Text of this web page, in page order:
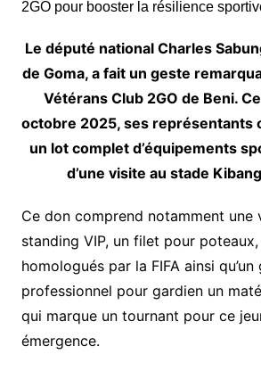
Le député national Charles
de Goma, a fait un geste
Vétérans Club 2GO de Beni.
octobre 2025, ses représentants
un lot complet d’équipements
d’une visite au stade
Ce don comprend notamment une
standing VIP, un filet pour
homologués par la FIFA ainsi qu’un
professionnel pour gardien un
qui marque un tournant pour ce
émergence.